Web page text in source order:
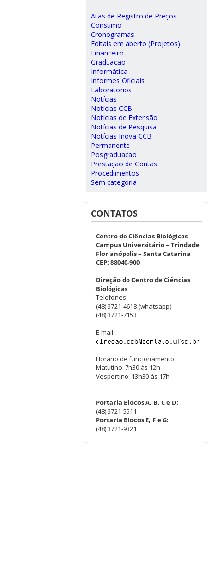
Atas de Registro de Preços
Consumo
Cronogramas
Editais em aberto (Projetos)
Financeiro
Graduacao
Informática
Informes Oficiais
Laboratorios
Notícias
Notícias CCB
Notícias de Extensão
Notícias de Pesquisa
Notícias Inova CCB
Permanente
Posgraduacao
Prestação de Contas
Procedimentos
Sem categoria
CONTATOS
Centro de Ciências Biológicas
Campus Universitário – Trindade
Florianópolis – Santa Catarina
CEP: 88040-900
Direção do Centro de Ciências
Biológicas
Telefones:
(48) 3721-4618 (whatsapp)
(48) 3721-7153
E-mail:
Horário de funcionamento:
Matutino: 7h30 às 12h
Vespertino: 13h30 às 17h
Portaria Blocos A, B, C e D:
(48) 3721-5511
Portaria Blocos E, F e G:
(48) 3721-9321